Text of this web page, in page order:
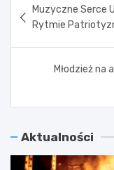
wpisu
Muzyczne Serce
Rytmie
Młodzież
Aktualności